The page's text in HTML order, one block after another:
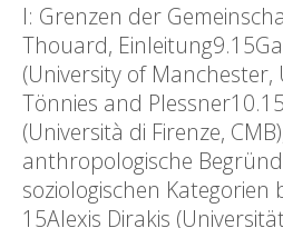
I: Grenzen der
Thouard,
(University of Manchester,
Tönnies and
(Università di Firenze,
anthropologische
soziologischen Kategorien
15Alexis Dirakis